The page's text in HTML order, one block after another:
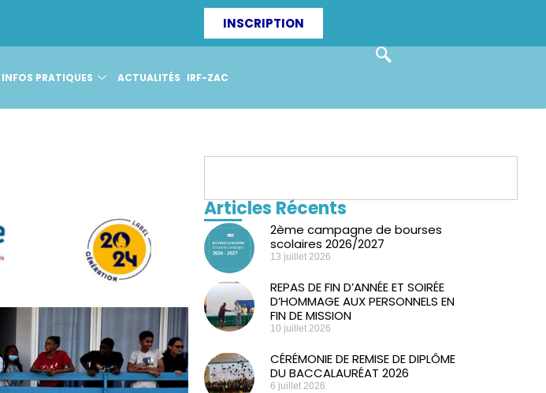
INSCRIPTION
INFOS PRATIQUES ACTUALITÉS IRF-ZAC
Articles Récents
2ème campagne de bourses
scolaires 2026/2027
13 juillet 2026
REPAS DE FIN D’ANNÉE ET SOIRÉE
D’HOMMAGE AUX PERSONNELS EN
FIN DE MISSION
10 juillet 2026
CÉRÉMONIE DE REMISE DE DIPLÔME
DU BACCALAURÉAT 2026
6 juillet 2026